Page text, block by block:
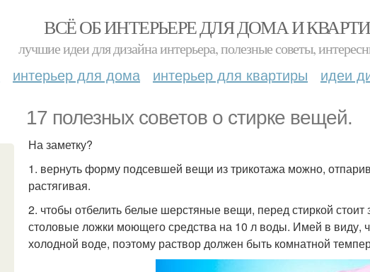
ВСЁ ОБ ИНТЕРЬЕРЕ ДЛЯ ДОМА И
лучшие идеи для дизайна интерьера, полезные советы,
интерьер для дома интерьер для квартиры идеи
17 полезных советов о стирке вещей.
На заметку?
1. вернуть форму подсевшей вещи из трикотажа можно,
растягивая.
2. чтобы отбелить белые шерстяные вещи, перед стиркой
столовые ложки моющего средства на 10 л воды. Имей в виду,
холодной воде, поэтому раствор должен быть комнатной